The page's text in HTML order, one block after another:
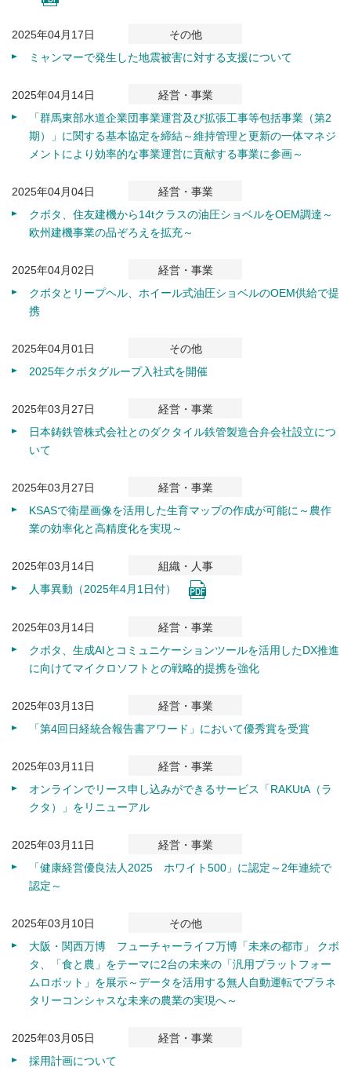
2025年04月17日
その他
ミャンマーで発生した地震被害に対する支援について
2025年04月14日
経営・事業
「群馬東部水道企業団事業運営及び拡張工事等包括事業（第2
期）」に関する基本協定を締結～維持管理と更新の一体マネジ
メントにより効率的な事業運営に貢献する事業に参画～
2025年04月04日
経営・事業
クボタ、住友建機から14tクラスの油圧ショベルをOEM調達～
欧州建機事業の品ぞろえを拡充～
2025年04月02日
経営・事業
クボタとリープヘル、ホイール式油圧ショベルのOEM供給で提
携
2025年04月01日
その他
2025年クボタグループ入社式を開催
2025年03月27日
経営・事業
日本鋳鉄管株式会社とのダクタイル鉄管製造合弁会社設立につ
いて
2025年03月27日
経営・事業
KSASで衛星画像を活用した生育マップの作成が可能に～農作
業の効率化と高精度化を実現～
2025年03月14日
組織・人事
人事異動（2025年4月1日付）
2025年03月14日
経営・事業
クボタ、生成AIとコミュニケーションツールを活用したDX推進
に向けてマイクロソフトとの戦略的提携を強化
2025年03月13日
経営・事業
「第4回日経統合報告書アワード」において優秀賞を受賞
2025年03月11日
経営・事業
オンラインでリース申し込みができるサービス「RAKUtA（ラ
クタ）」をリニューアル
2025年03月11日
経営・事業
「健康経営優良法人2025 ホワイト500」に認定～2年連続で
認定～
2025年03月10日
その他
大阪・関西万博 フューチャーライフ万博「未来の都市」 クボ
タ、「食と農」をテーマに2台の未来の「汎用プラットフォー
ムロボット」を展示～データを活用する無人自動運転でプラネ
タリーコンシャスな未来の農業の実現へ～
2025年03月05日
経営・事業
採用計画について